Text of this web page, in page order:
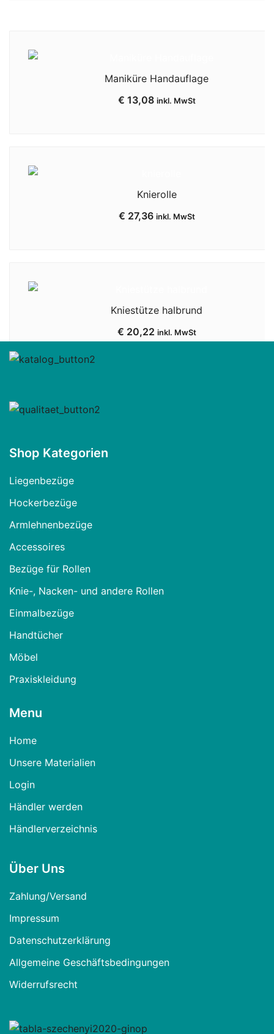
Maniküre Handauflage
€ 13,08 inkl. MwSt
Knierolle
€ 27,36 inkl. MwSt
Kniestütze halbrund
€ 20,22 inkl. MwSt
Shop Kategorien
Liegenbezüge
Hockerbezüge
Armlehnenbezüge
Accessoires
Bezüge für Rollen
Knie-, Nacken- und andere Rollen
Einmalbezüge
Handtücher
Möbel
Praxiskleidung
Menu
Home
Unsere Materialien
Login
Händler werden
Händlerverzeichnis
Über Uns
Zahlung/Versand
Impressum
Datenschutzerklärung
Allgemeine Geschäftsbedingungen
Widerrufsrecht